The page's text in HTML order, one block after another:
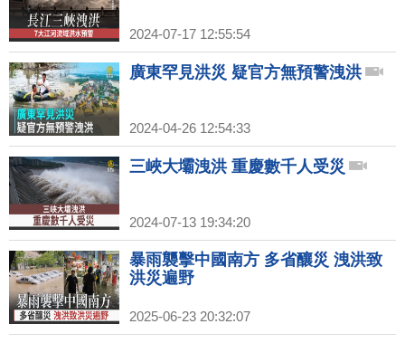
2024-07-17 12:55:54
廣東罕見洪災 疑官方無預警洩洪
2024-04-26 12:54:33
三峽大壩洩洪 重慶數千人受災
2024-07-13 19:34:20
暴雨襲擊中國南方 多省釀災 洩洪致
洪災遍野
2025-06-23 20:32:07